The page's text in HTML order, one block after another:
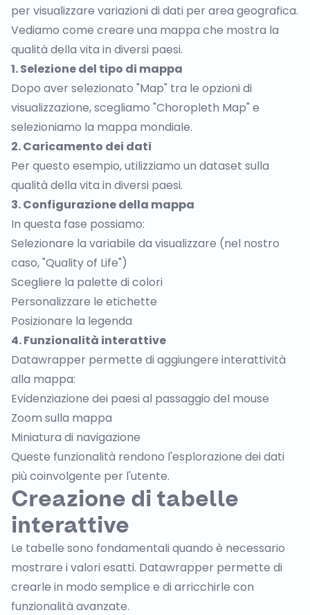
per visualizzare variazioni di dati per area geografica.
Vediamo come creare una mappa che mostra la
qualità della vita in diversi paesi.
1. Selezione del tipo di mappa
Dopo aver selezionato "Map" tra le opzioni di
visualizzazione, scegliamo "Choropleth Map" e
selezioniamo la mappa mondiale.
2. Caricamento dei dati
Per questo esempio, utilizziamo un dataset sulla
qualità della vita in diversi paesi.
3. Configurazione della mappa
In questa fase possiamo:
Selezionare la variabile da visualizzare (nel nostro
caso, "Quality of Life")
Scegliere la palette di colori
Personalizzare le etichette
Posizionare la legenda
4. Funzionalità interattive
Datawrapper permette di aggiungere interattività
alla mappa:
Evidenziazione dei paesi al passaggio del mouse
Zoom sulla mappa
Miniatura di navigazione
Queste funzionalità rendono l'esplorazione dei dati
più coinvolgente per l'utente.
Creazione di tabelle
interattive
Le tabelle sono fondamentali quando è necessario
mostrare i valori esatti. Datawrapper permette di
crearle in modo semplice e di arricchirle con
funzionalità avanzate.